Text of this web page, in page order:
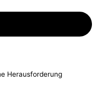
Herausforderung